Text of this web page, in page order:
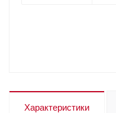
Характеристики